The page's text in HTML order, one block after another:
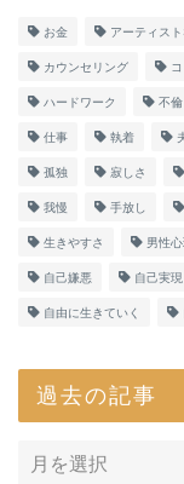
お金 アーティス
カウンセリング
ハードワーク 不倫
仕事 執着
孤独 寂しさ
我慢 手放し
生きやすさ 男性心
自己嫌悪 自己実現
自由に生きていく
過去の記事